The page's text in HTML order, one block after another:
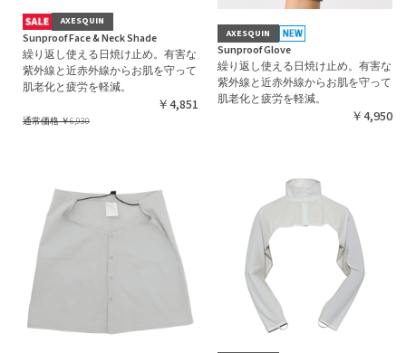
AXESQUIN
Sunproof Face & Neck Shade
繰り返し使える日焼け止め。有害な
紫外線と近赤外線からお肌を守って
肌老化と疲労を軽減。
￥4,851
通常価格￥6,930
AXESQUIN
Sunproof Glove
繰り返し使える日焼け止め。有害な
紫外線と近赤外線からお肌を守って
肌老化と疲労を軽減。
￥4,950